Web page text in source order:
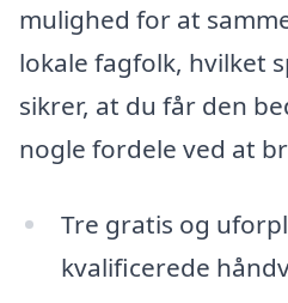
mulighed for at
lokale fagfolk, hvilket
sikrer, at du får den
nogle fordele ved at
Tre gratis og
kvalificerede